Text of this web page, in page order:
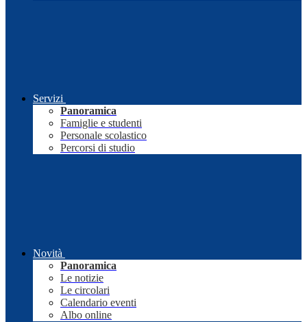
Servizi
Panoramica
Famiglie e studenti
Personale scolastico
Percorsi di studio
Novità
Panoramica
Le notizie
Le circolari
Calendario eventi
Albo online